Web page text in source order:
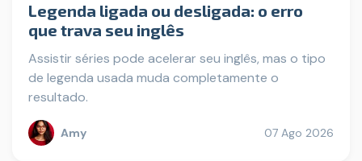
Legenda ligada ou desligada: o erro
que trava seu inglês
Assistir séries pode acelerar seu inglês, mas o tipo
de legenda usada muda completamente o
resultado.
Amy 07 Ago 2026